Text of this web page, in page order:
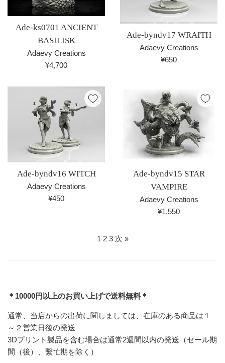
Ade-ks0701 ANCIENT
BASILISK
Adaevy Creations
通
価
格
¥4,700
Ade-byndv17 WRAITH
Adaevy Creations
通
格
¥650
Ade-byndv16 WITCH
Adaevy Creations
通
¥450
Ade-byndv15 STAR
VAMPIRE
Adaevy Creations
通
¥1,550
1 2 3 次 »
＊10000円以上のお買い上げで送料無料＊
通常、当店からの出荷に関しましては、在庫のある商品は１
～２営業日後の発送
3Dプリント製品を含む場合は通常2週間以内の発送（セール期
間（後）、繫忙期を除く）